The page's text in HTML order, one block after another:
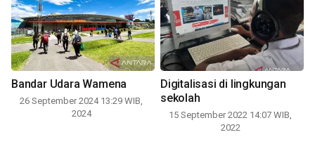
Bandar Udara Wamena
26 September 2024 13:29 WIB,
2024
Digitalisasi di lingkungan
sekolah
15 September 2022 14:07 WIB,
2022